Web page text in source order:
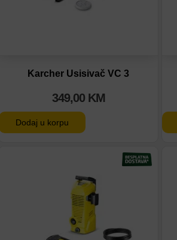
Karcher Usisivač VC 3
349,00 KM
Dodaj u korpu
Dodaj u poređenje